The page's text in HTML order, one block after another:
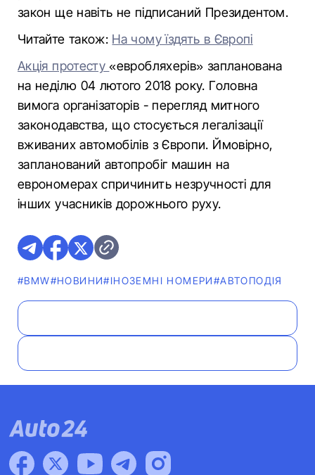
закон ще навіть не підписаний Президентом.
Читайте також: На чому їздять в Європі
Акція протесту«евробляхерів» запланована
на неділю 04 лютого 2018 року. Головна
вимога організаторів - перегляд митного
законодавства, що стосується легалізації
вживаних автомобілів з Європи. Ймовірно,
запланований автопробіг машин на
еврономерах спричинить незручності для
інших учасників дорожнього руху.
#BMW#НОВИНИ#ІНОЗЕМНІ НОМЕРИ#АВТОПОДІЯ